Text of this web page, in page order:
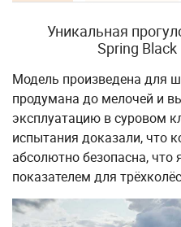
Уникальная
Spring
Модель произведена для
продумана до мелочей и
эксплуатацию в суровом
испытания доказали, что
абсолютно безопасна,
показателем для